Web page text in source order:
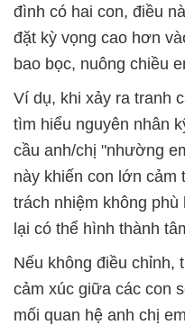
đình có hai con, điều
đặt kỳ vọng cao hơn
bao bọc, nuông chiều
Ví dụ, khi xảy ra tranh
tìm hiểu nguyên nhân
cầu anh/chị "nhường
này khiến con lớn cảm
trách nhiệm không
lại có thể hình thành
Nếu không điều chỉnh,
cảm xúc giữa các con
mối quan hệ anh chị